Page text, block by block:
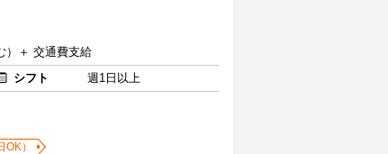
）＋ 交通費支給
シフト
週1日以上
）